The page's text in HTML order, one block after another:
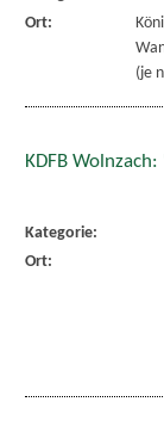
Ort:
(je
KDFB
Kategorie:
Ort: